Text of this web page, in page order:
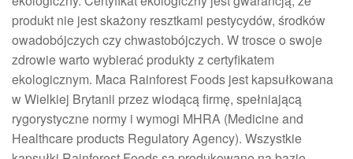
produkt nie jest skażony resztkami pestycydów, środków
owadobójczych czy chwastobójczych. W trosce o swoje
zdrowie warto wybierać produkty z certyfikatem
ekologicznym. Maca Rainforest Foods jest kapsułkowana
w Wielkiej Brytanii przez wiodącą firmę, spełniającą
rygorystyczne normy i wymogi MHRA (Medicine and
Healthcare products Regulatory Agency). Wszystkie